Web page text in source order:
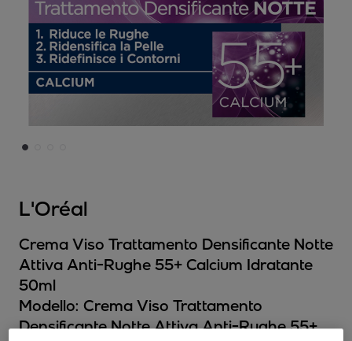
L'Oréal
Crema Viso Trattamento Densificante Notte
Attiva Anti-Rughe 55+ Calcium Idratante
50ml
Modello: Crema Viso Trattamento
Densificante Notte Attiva Anti-Rughe 55+